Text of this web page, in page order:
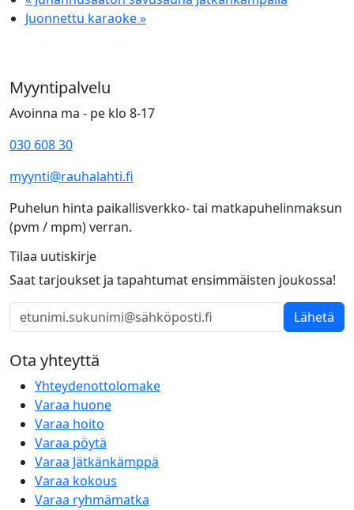
Juonnettu karaoke»
Myyntipalvelu
Avoinna ma - pe klo 8-17
030 608 30
myynti@rauhalahti.fi
Puhelun hinta paikallisverkko- tai matkapuhelinmaksun
(pvm / mpm) verran.
Tilaa uutiskirje
Saat tarjoukset ja tapahtumat ensimmäisten joukossa!
Lähetä
Ota yhteyttä
Yhteydenottolomake
Varaa huone
Varaa hoito
Varaa pöytä
Varaa Jätkänkämppä
Varaa kokous
Varaa ryhmämatka